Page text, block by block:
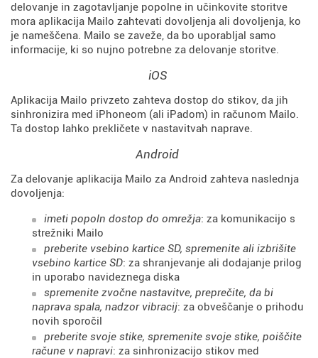
delovanje in zagotavljanje popolne in učinkovite storitve
mora aplikacija Mailo zahtevati dovoljenja ali dovoljenja, ko
je nameščena. Mailo se zaveže, da bo uporabljal samo
informacije, ki so nujno potrebne za delovanje storitve.
iOS
Aplikacija Mailo privzeto zahteva dostop do stikov, da jih
sinhronizira med iPhoneom (ali iPadom) in računom Mailo.
Ta dostop lahko prekličete v nastavitvah naprave.
Android
Za delovanje aplikacija Mailo za Android zahteva naslednja
dovoljenja:
imeti popoln dostop do omrežja: za komunikacijo s
strežniki Mailo
preberite vsebino kartice SD, spremenite ali izbrišite
vsebino kartice SD: za shranjevanje ali dodajanje prilog
in uporabo navideznega diska
spremenite zvočne nastavitve, preprečite, da bi
naprava spala, nadzor vibracij: za obveščanje o prihodu
novih sporočil
preberite svoje stike, spremenite svoje stike, poiščite
račune v napravi: za sinhronizacijo stikov med